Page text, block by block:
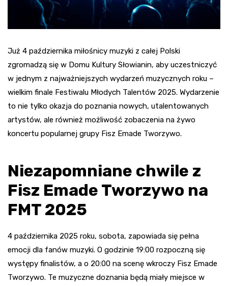
Już 4 października miłośnicy muzyki z całej Polski
zgromadzą się w Domu Kultury Słowianin, aby uczestniczyć
w jednym z najważniejszych wydarzeń muzycznych roku –
wielkim finale Festiwalu Młodych Talentów 2025. Wydarzenie
to nie tylko okazja do poznania nowych, utalentowanych
artystów, ale również możliwość zobaczenia na żywo
koncertu popularnej grupy Fisz Emade Tworzywo.
Niezapomniane chwile z
Fisz Emade Tworzywo na
FMT 2025
4 października 2025 roku, sobota, zapowiada się pełna
emocji dla fanów muzyki. O godzinie 19:00 rozpoczną się
występy finalistów, a o 20:00 na scenę wkroczy Fisz Emade
Tworzywo. Te muzyczne doznania będą miały miejsce w